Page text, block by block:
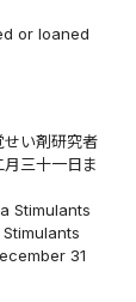
or loaned
せい剤研究者
三十一日ま
Stimulants
31